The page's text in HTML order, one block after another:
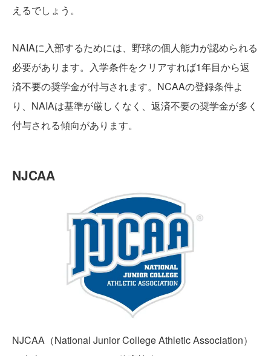
えるでしょう。
NAIAに入部するためには、野球の個人能力が認められる
必要があります。入学条件をクリアすれば1年目から返
済不要の奨学金が付与されます。NCAAの登録条件よ
り、NAIAは基準が厳しくなく、返済不要の奨学金が多く
付与される傾向があります。
NJCAA
NJCAA（National Junior College Athletic Association）